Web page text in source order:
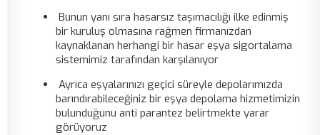
Bunun yanı sıra hasarsız taşımacılığı ilke edinmiş
bir kuruluş olmasına rağmen firmanızdan
kaynaklanan herhangi bir hasar eşya sigortalama
sistemimiz tarafından karşılanıyor
Ayrıca eşyalarınızı geçici süreyle depolarımızda
barındırabileceğiniz bir eşya depolama hizmetimizin
bulunduğunu anti parantez belirtmekte yarar
görüyoruz